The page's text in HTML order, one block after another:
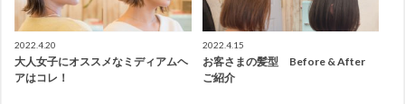
2022.4.20
大人女子にオススメなミディアムヘ
アはコレ！
2022.4.15
お客さまの髪型 Before & After
ご紹介